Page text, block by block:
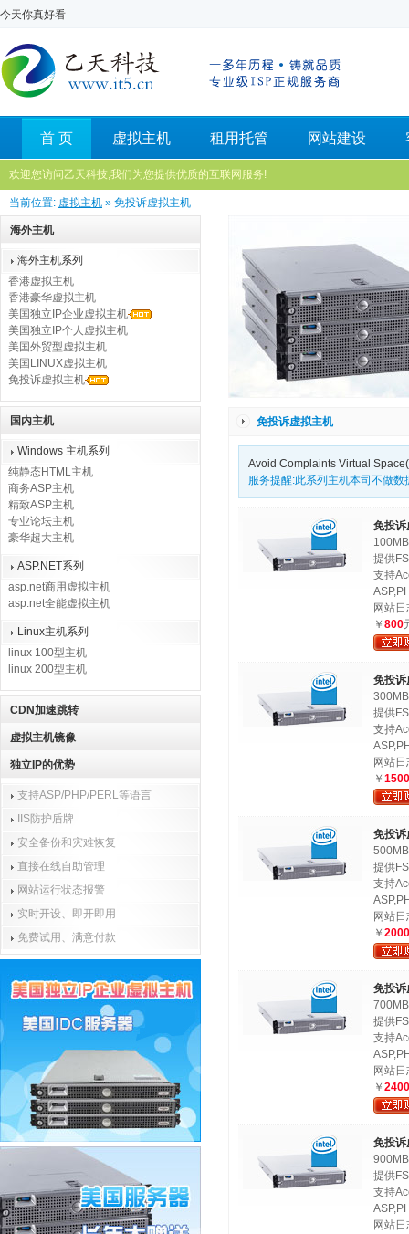
今天你真好看
首 页 虚拟主机 租用托管 网站建设
欢迎您访问乙天科技,我们为您提供优质的互联网服务!
当前位置: 虚拟主机 » 免投诉虚拟主机
海外主机
海外主机系列
香港虚拟主机
香港豪华虚拟主机
美国独立IP企业虚拟主机
美国独立IP个人虚拟主机
美国外贸型虚拟主机
美国LINUX虚拟主机
免投诉虚拟主机
国内主机
Windows 主机系列
纯静态HTML主机
商务ASP主机
精致ASP主机
专业论坛主机
豪华超大主机
ASP.NET系列
asp.net商用虚拟主机
asp.net全能虚拟主机
Linux主机系列
linux 100型主机
linux 200型主机
CDN加速跳转
虚拟主机镜像
独立IP的优势
支持ASP/PHP/PERL等语言
IIS防护盾牌
安全备份和灾难恢复
直接在线自助管理
网站运行状态报警
实时开设、即开即用
免费试用、满意付款
免投诉虚拟主机
Avoid Complaints Virtual
服务提醒:此系列主机本司不做
免投
提供
支持
网站日
￥ 800
免投
提供
支持
网站日
￥ 1500
免投
提供
支持
网站日
￥ 2000
免投
提供
支持
网站日
￥ 2400
免投
提供
支持
网站日